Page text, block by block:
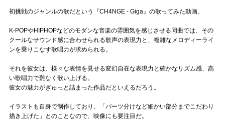
初挑戦のジャンルの歌だという『CH4NGE - Giga』の歌ってみた動画。
K-POPやHIPHOPなどのモダンな音楽の雰囲気を感じさせる同曲では、その
クールなサウンド感に合わせられる歌声の表現力と、複雑なメロディーライ
ンを乗りこなす歌唱力が求められる。
それを彼女は、様々な表情を見せる変幻自在な表現力と確かなリズム感、高
い歌唱力で難なく歌い上げる。
彼女の魅力がぎゅっと詰まった作品だといえるだろう。
イラストも自身で制作しており、「パーツ分けなど細かい部分までこだわり
描き上げた」とのことなので、映像にも要注目だ。